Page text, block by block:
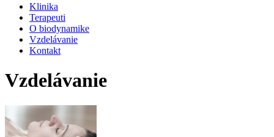
Klinika
Terapeuti
O biodynamike
Vzdelávanie
Kontakt
Vzdelávanie